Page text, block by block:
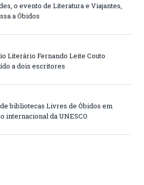
o evento de Literatura e Viajantes,
a Óbidos
Literário Fernando Leite Couto
a dois escritores
bibliotecas Livres de Óbidos em
internacional da UNESCO